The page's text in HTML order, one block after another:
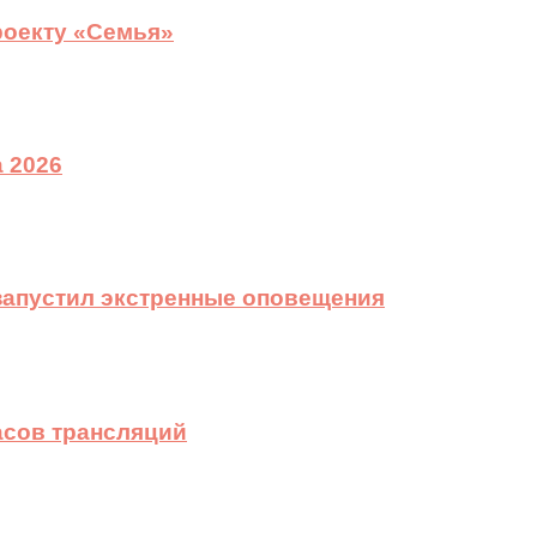
«Семья»
2026
экстренные оповещения
трансляций